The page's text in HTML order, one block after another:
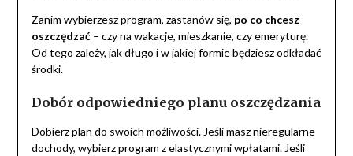
Zanim wybierzesz program, zastanów się, po co chcesz
oszczędzać– czy na wakacje, mieszkanie, czy emeryturę.
Od tego zależy, jak długo i w jakiej formie będziesz odkładać
środki.
Dobór odpowiedniego planu oszczędzania
Dobierz plan do swoich możliwości. Jeśli masz nieregularne
dochody, wybierz program z elastycznymi wpłatami. Jeśli